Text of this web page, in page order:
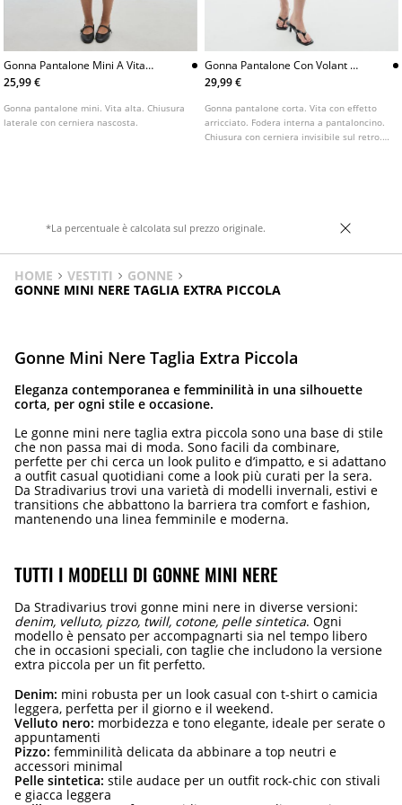
Gonna Pantalone Mini A Vita
Alta
25,99 €
Gonna pantalone mini. Vita alta. Chiusura
laterale con cerniera nascosta.
Gonna Pantalone Con Volant E
Borchie
29,99 €
Gonna pantalone corta. Vita con effetto
arricciato. Fodera interna a pantaloncino.
Chiusura con cerniera invisibile sul retro.
*La percentuale è calcolata sul prezzo originale.
HOME VESTITI
GONNE
GONNE MINI NERE TAGLIA EXTRA PICCOLA
Gonne Mini Nere Taglia Extra Piccola
Eleganza contemporanea e femminilità in una silhouette
corta, per ogni stile e occasione.
Le gonne mini nere taglia extra piccola sono una base di stile
che non passa mai di moda. Sono facili da combinare,
perfette per chi cerca un look pulito e d’impatto, e si adattano
a outfit casual quotidiani come a look più curati per la sera.
Da Stradivarius trovi una varietà di modelli invernali, estivi e
transitions che abbattono la barriera tra comfort e fashion,
mantenendo una linea femminile e moderna.
TUTTI I MODELLI DI GONNE MINI NERE
Da Stradivarius trovi gonne mini nere in diverse versioni:
denim, velluto, pizzo, twill, cotone, pelle sintetica. Ogni
modello è pensato per accompagnarti sia nel tempo libero
che in occasioni speciali, con taglie che includono la versione
extra piccola per un fit perfetto.
Denim: mini robusta per un look casual con t-shirt o camicia
leggera, perfetta per il giorno e il weekend.
Velluto nero: morbidezza e tono elegante, ideale per serate o
appuntamenti
Pizzo: femminilità delicata da abbinare a top neutri e
accessori minimal
Pelle sintetica: stile audace per un outfit rock-chic con stivali
e giacca leggera